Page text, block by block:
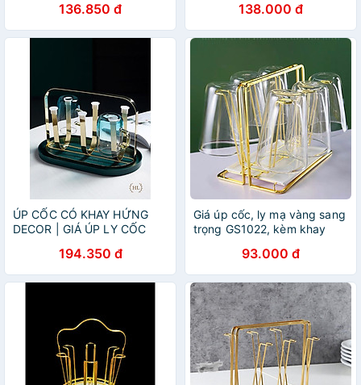
HỨNG NƯỚC BẦU DỤC (
MẪU MỚI VỀ )
136.850 đ
HỨNG NƯỚC HOME
LUXURY DECOR PHONG
CÁCH RETRO 2022 NEW
138.000 đ
ÚP CỐC CÓ KHAY HỨNG
DECOR | GIÁ ÚP LY CỐC
HỨNG NƯỚC BẦU DỤC
HOME LUXURY DECOR
PHONG CÁCH RETRO
194.350 đ
Giá úp cốc, ly mạ vàng sang
trọng GS1022, kèm khay
93.000 đ